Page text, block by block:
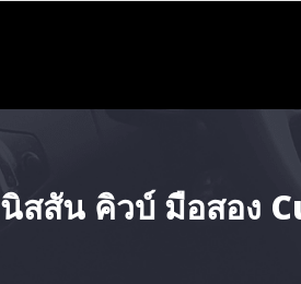
นิสสัน คิวบ์ มือสอง